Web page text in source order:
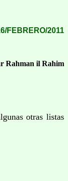
FEBRERO/2011
Rahman il Rahim
otras listas